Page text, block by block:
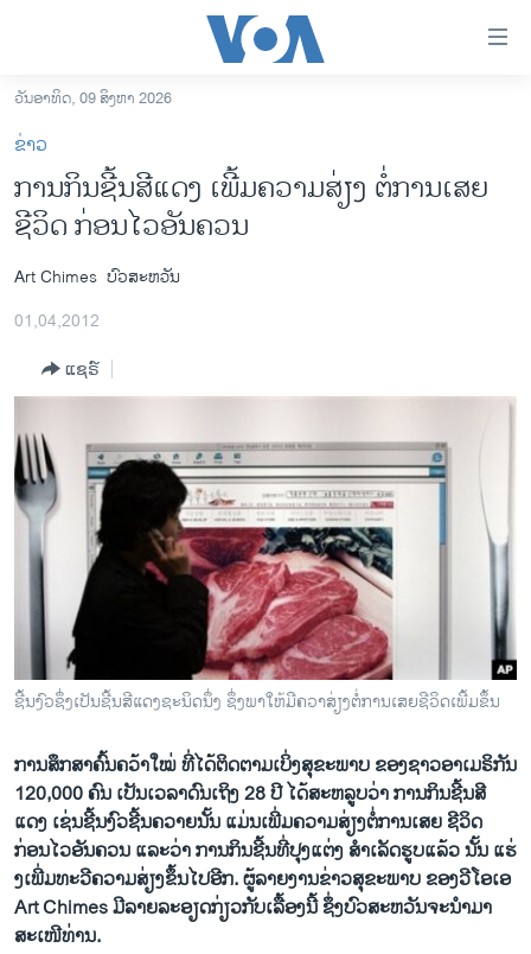
ເຂົ້າ
ຫາ
ຂ້າມ
ຂ້າມ
ຫາ
ຊອກ
ຄົ້ນ
ອາເມຣິກາ
ໂລກ
ເອເຊຍ
ຊີວິດຊາວລາວ
ຊຸມຊົນຊາວລາວ
ວິທະຍາສາດ-ເທັກໂນໂລຈີ
ທຸລະກິດ
ພາສາອັງກິດ
ວີດີໂອ
ລາຍການກະຈາຍສຽງ
ລາຍງານ
ຕິດຕາມພວກເຮົາ ທີ່
ພາສາຕ່າງໆ
ວັນອາທິດ, 09 ສິງຫາ 2026
ຂ່າວ
ການກິນຊີ້ນສີແດງ ເພີ້ມຄວາມສ່ຽງ ຕໍ່ການເສຍ
ຊີວິດ ກ່ອນໄວອັນຄວນ
Art Chimes ບົວສະຫວັນ
01,04,2012
ແຊຣ໌
ຊີ້ນງົວຊຶ່ງເປັນຊີ້ນສີແດງຊະນິດນຶ່ງ ຊຶ່ງພາໃຫ້ມີຄວາສ່ຽງຕໍ່ການເສຍຊີວິດເພີ້ມຂຶ້ນ
ການສຶກສາຄົ້ນຄວ້າໃໝ່ ທີ່ໄດ້ຕິດຕາມເບິ່ງສຸຂະພາບ ຂອງຊາວອາເມຣິກັນ
120,000 ຄົນ ເປັນເວລາດົນເຖິງ 28 ປີ ໄດ້ສະຫລູບວ່າ ການກິນຊີ້ນສີ
ແດງ ເຊ່ນຊີ້ນງົວຊີ້ນຄວາຍນັ້ນ ແມ່ນເພີ່ມຄວາມສ່ຽງຕໍ່ການເສຍ ຊີວິດ
ກ່ອນໄວອັນຄວນ ແລະວ່າ ການກິນຊີ້ນທີ່ປຸງແຕ່ງ ສໍາເລັດຮູບແລ້ວ ນັ້ນ ແຮ່
ງເພີ່ມທະວີຄວາມສ່ຽງຂຶ້ນໄປອີກ. ຜູ້ລາຍງານຂ່າວສຸຂະພາບ ຂອງວີໂອເອ
Art Chimes ມີລາຍລະອຽດກ່ຽວກັບເລື້ອງນີ້ ຊຶ່ງບົວສະຫວັນຈະນໍາມາ
ສະເໜີທ່ານ.